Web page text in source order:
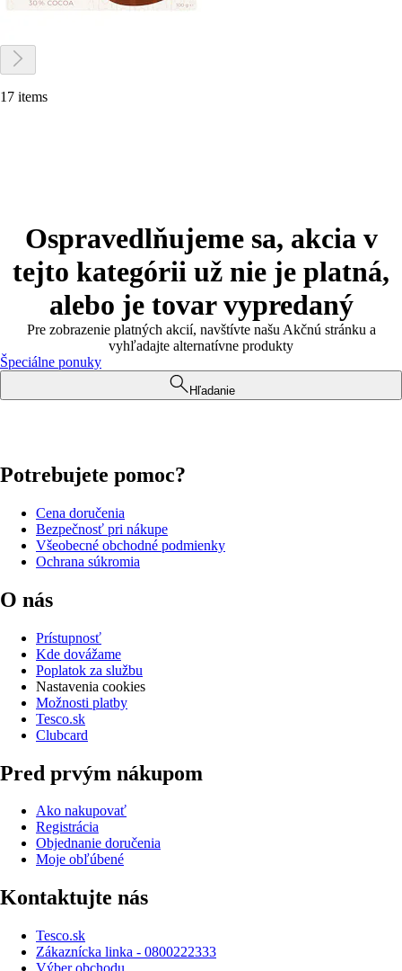
17 items
Ospravedlňujeme sa, akcia v
tejto kategórii už nie je platná,
alebo je tovar vypredaný
Pre zobrazenie platných akcií, navštívte našu Akčnú stránku a
vyhľadajte alternatívne produkty
Špeciálne ponuky
Hľadanie
Potrebujete pomoc?
Cena doručenia
Bezpečnosť pri nákupe
Všeobecné obchodné podmienky
Ochrana súkromia
O nás
Prístupnosť
Kde dovážame
Poplatok za službu
Nastavenia cookies
Možnosti platby
Tesco.sk
Clubcard
Pred prvým nákupom
Ako nakupovať
Registrácia
Objednanie doručenia
Moje obľúbené
Kontaktujte nás
Tesco.sk
Zákaznícka linka - 0800222333